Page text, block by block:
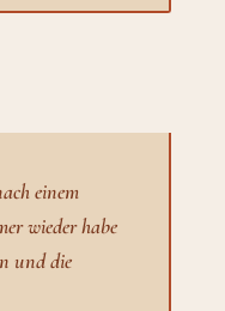
einem
wieder habe
und die